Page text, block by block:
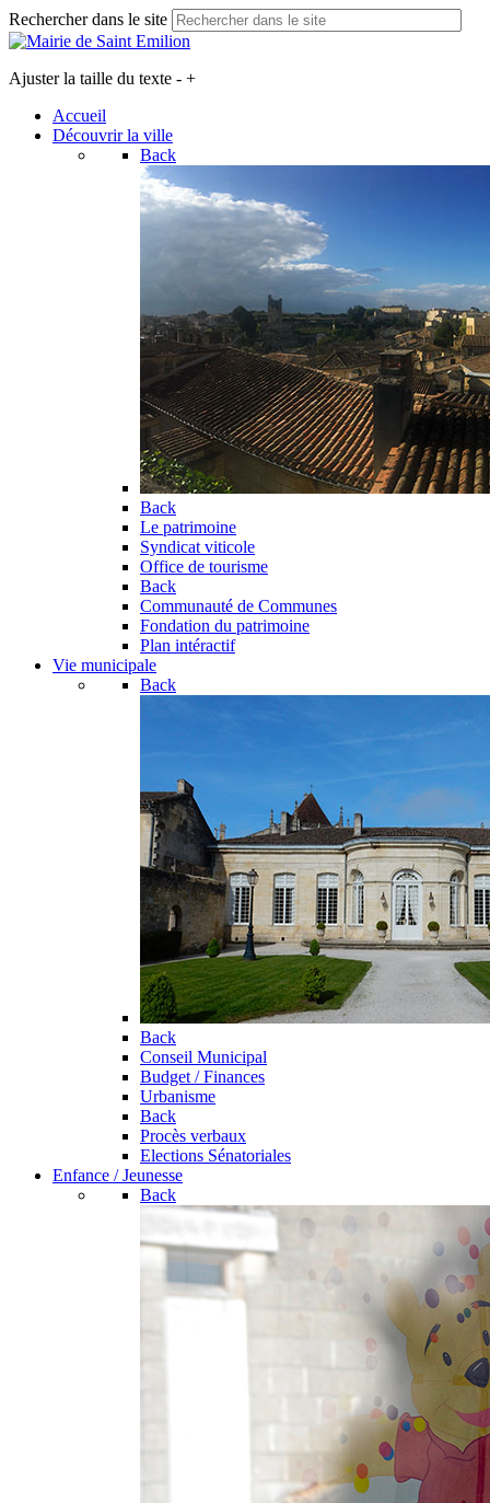
Rechercher dans le site
Ajuster la taille du texte - +
Accueil
Découvrir la ville
Back
Back
Le patrimoine
Syndicat viticole
Office de tourisme
Back
Communauté de Communes
Fondation du patrimoine
Plan intéractif
Vie municipale
Back
Back
Conseil Municipal
Budget / Finances
Urbanisme
Back
Procès verbaux
Elections Sénatoriales
Enfance / Jeunesse
Back